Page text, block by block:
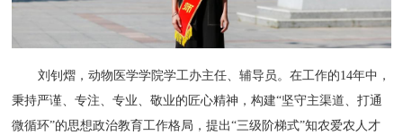
刘钊熠，动物医学学院学工办主任、辅导员。在工作的14年中，
秉持严谨、专注、专业、敬业的匠心精神，构建“坚守主渠道、打通
微循环”的思想政治教育工作格局，提出“三级阶梯式”知农爱农人才